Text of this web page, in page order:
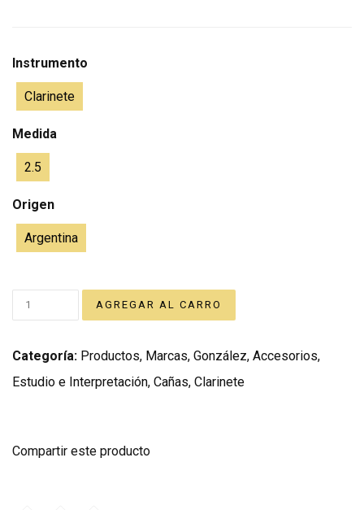
Instrumento
Clarinete
Medida
2.5
Origen
Argentina
Categoría: Productos, Marcas, González, Accesorios,
Estudio e Interpretación, Cañas, Clarinete
Compartir este producto